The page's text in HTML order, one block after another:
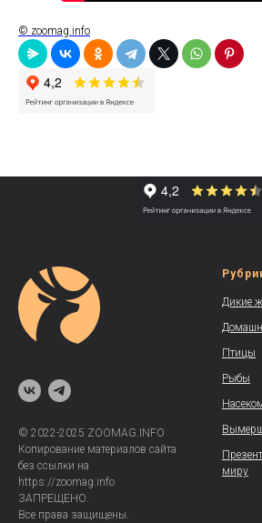
© zoomag.info
© 2022-2025 ZOOMAG.INFO
Копирование материалов сайта
без ссылки на
https://zoomag.info
ЗАПРЕЩЕНО.
Все права защищены.
Дикие
Птицы
Рыбы
миру